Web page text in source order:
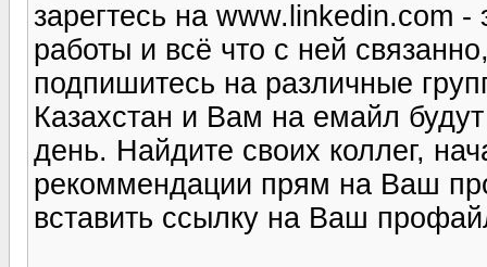
зарегтесь на www.linkedin.com
работы и всё что с ней
подпишитесь на различные
Казахстан и Вам на емайл
день. Найдите своих коллег,
рекоммендации прям на Ваш
вставить ссылку на Ваш